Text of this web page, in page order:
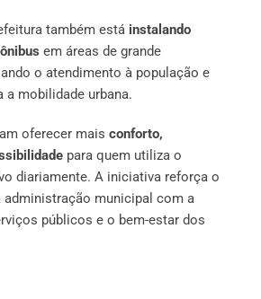
também está instalando
em áreas de grande
o atendimento à população e
a mobilidade urbana.
oferecer mais conforto,
para quem utiliza o
diariamente. A iniciativa reforça o
municipal com a
públicos e o bem-estar dos